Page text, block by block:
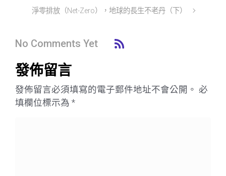
淨零排放（Net-Zero），地球的長生不老丹（下）
No Comments Yet
發佈留言
發佈留言必須填寫的電子郵件地址不會公開。 必
填欄位標示為 *